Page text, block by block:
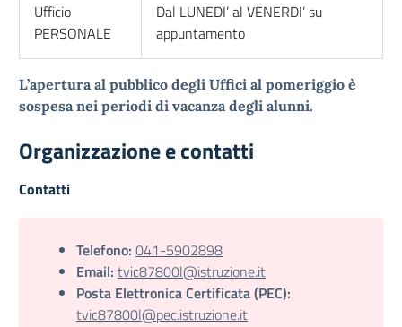
Ufficio
PERSONALE
Dal LUNEDI’ al VENERDI’ su
appuntamento
L’apertura al pubblico degli Uffici al pomeriggio è
sospesa nei periodi di vacanza degli alunni.
Organizzazione e contatti
Contatti
Telefono: 041-5902898
Email: tvic87800l@istruzione.it
Posta Elettronica Certificata (PEC):
tvic87800l@pec.istruzione.it